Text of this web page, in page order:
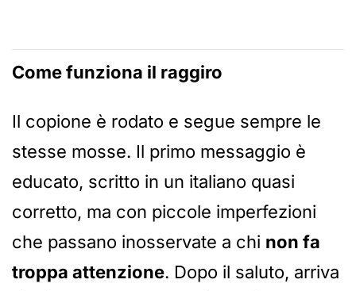
Come funziona il raggiro
Il copione è rodato e segue sempre le
stesse mosse. Il primo messaggio è
educato, scritto in un italiano quasi
corretto, ma con piccole imperfezioni
che passano inosservate a chi non fa
troppa attenzione. Dopo il saluto, arriva